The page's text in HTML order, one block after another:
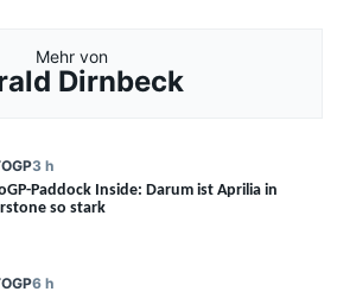
Mehr von
Dirnbeck
3 h
Paddock Inside: Darum ist Aprilia in
so stark
6 h